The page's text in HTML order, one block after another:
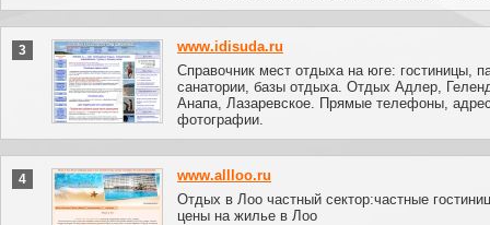
3
www.idisuda.ru
Справочник мест отдыха на юге: гостиницы,
санатории, базы отдыха. Отдых Адлер,
Анапа, Лазаревское. Прямые телефоны,
фотографии.
4
www.allloo.ru
Отдых в Лоо частный сектор:частные
цены на жилье в Лоо